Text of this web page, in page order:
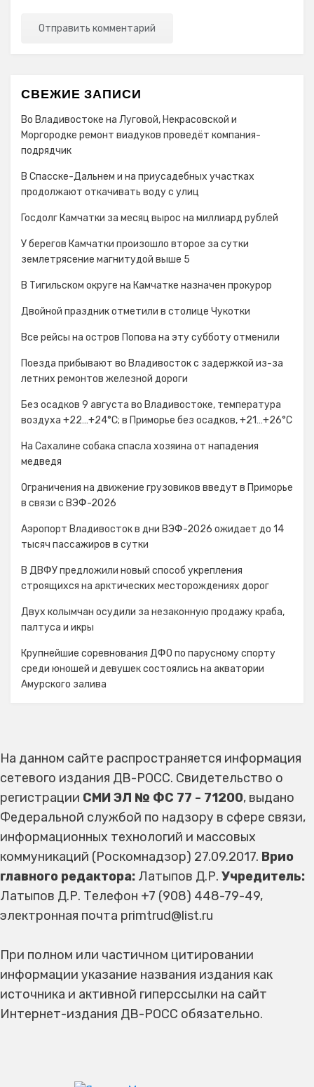
СВЕЖИЕ ЗАПИСИ
Во Владивостоке на Луговой, Некрасовской и
Моргородке ремонт виадуков проведёт компания-
подрядчик
В Спасске-Дальнем и на приусадебных участках
продолжают откачивать воду с улиц
Госдолг Камчатки за месяц вырос на миллиард рублей
У берегов Камчатки произошло второе за сутки
землетрясение магнитудой выше 5
В Тигильском округе на Камчатке назначен прокурор
Двойной праздник отметили в столице Чукотки
Все рейсы на остров Попова на эту субботу отменили
Поезда прибывают во Владивосток с задержкой из-за
летних ремонтов железной дороги
Без осадков 9 августа во Владивостоке, температура
воздуха +22…+24°C; в Приморье без осадков, +21…+26°C
На Сахалине собака спасла хозяина от нападения
медведя
Ограничения на движение грузовиков введут в Приморье
в связи с ВЭФ-2026
Аэропорт Владивосток в дни ВЭФ-2026 ожидает до 14
тысяч пассажиров в сутки
В ДВФУ предложили новый способ укрепления
строящихся на арктических месторождениях дорог
Двух колымчан осудили за незаконную продажу краба,
палтуса и икры
Крупнейшие соревнования ДФО по парусному спорту
среди юношей и девушек состоялись на акватории
Амурского залива
На данном сайте распространяется информация
сетевого издания ДВ-РОСС. Свидетельство о
регистрации СМИ ЭЛ № ФС 77 - 71200, выдано
Федеральной службой по надзору в сфере связи,
информационных технологий и массовых
коммуникаций (Роскомнадзор) 27.09.2017. Врио
главного редактора: Латыпов Д.Р. Учредитель:
Латыпов Д.Р. Телефон +7 (908) 448-79-49,
электронная почта primtrud@list.ru
При полном или частичном цитировании
информации указание названия издания как
источника и активной гиперссылки на сайт
Интернет-издания ДВ-РОСС обязательно.